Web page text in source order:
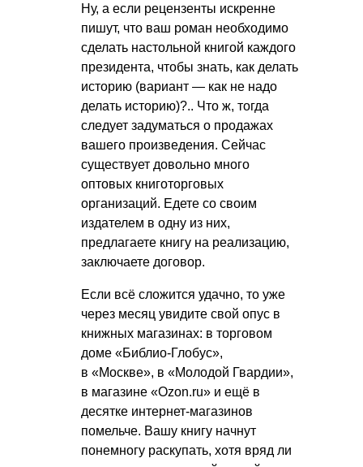
Ну, а если рецензенты искренне
пишут, что ваш роман необходимо
сделать настольной книгой каждого
президента, чтобы знать, как делать
историю (вариант — как не надо
делать историю)?.. Что ж, тогда
следует задуматься о продажах
вашего произведения. Сейчас
существует довольно много
оптовых книготорговых
организаций. Едете со своим
издателем в одну из них,
предлагаете книгу на реализацию,
заключаете договор.
Если всё сложится удачно, то уже
через месяц увидите свой опус в
книжных магазинах: в торговом
доме «Библио-Глобус»,
в «Москве», в «Молодой Гвардии»,
в магазине «Ozon.ru» и ещё в
десятке интернет-магазинов
помельче. Вашу книгу начнут
понемногу раскупать, хотя вряд ли